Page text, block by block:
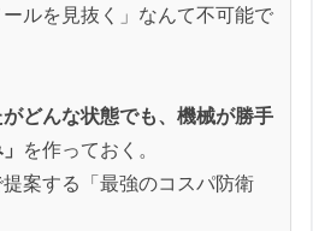
ルを見抜く」なんて不可能で
がどんな状態でも、機械が勝手
を作っておく。
案する「最強のコスパ防衛